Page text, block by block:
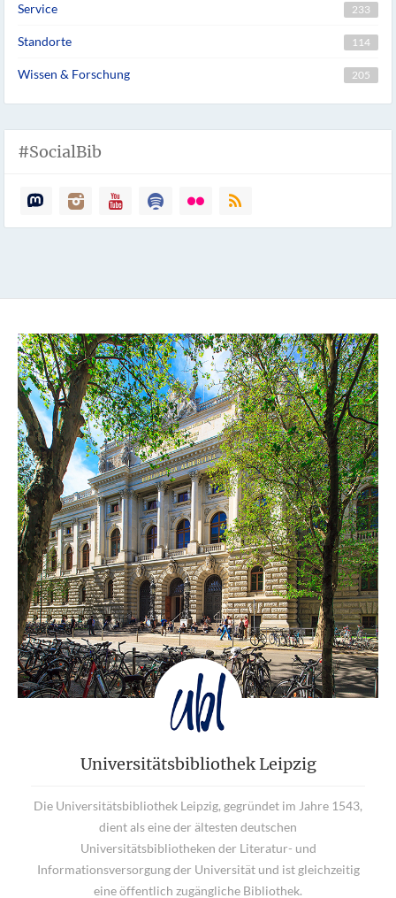
Service 233
Standorte 114
Wissen & Forschung 205
#SocialBib
Universitätsbibliothek Leipzig
Die Universitätsbibliothek Leipzig, gegründet im Jahre 1543,
dient als eine der ältesten deutschen
Universitätsbibliotheken der Literatur- und
Informationsversorgung der Universität und ist gleichzeitig
eine öffentlich zugängliche Bibliothek.